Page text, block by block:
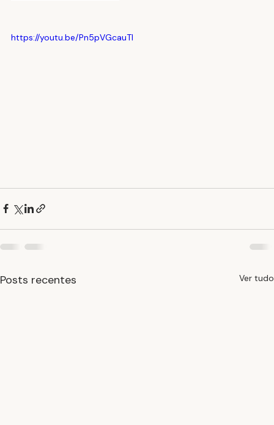
https://youtu.be/Pn5pVGcauTI
Posts recentes Ver tudo